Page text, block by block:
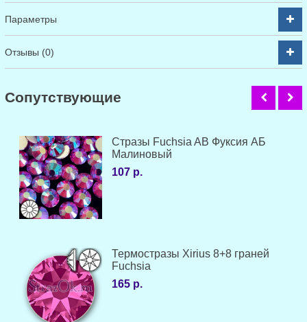
Параметры
Отзывы (0)
Cопутствующие
Стразы Fuchsia AB Фуксия АБ
Малиновый
107 р.
Термостразы Xirius 8+8 граней
Fuchsia
165 р.